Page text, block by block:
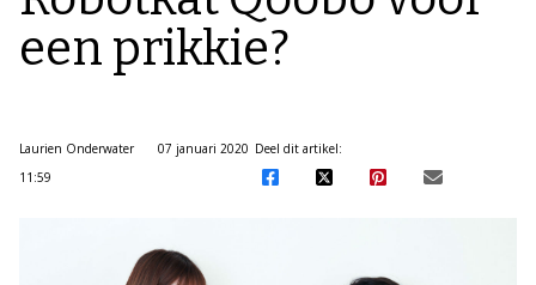
een prikkie?
Laurien Onderwater
07 januari 2020
11:59
Deel dit artikel: